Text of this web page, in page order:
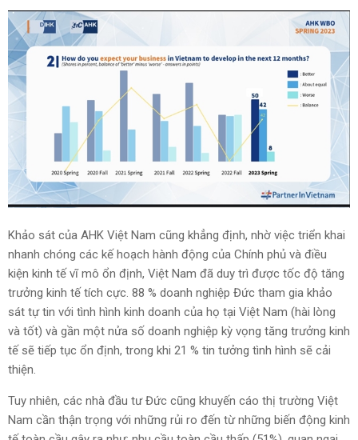
Khảo sát của AHK Việt Nam cũng khẳng định, nhờ việc triển khai
nhanh chóng các kế hoạch hành động của Chính phủ và điều
kiện kinh tế vĩ mô ổn định, Việt Nam đã duy trì được tốc độ tăng
trưởng kinh tế tích cực. 88 % doanh nghiệp Đức tham gia khảo
sát tự tin với tình hình kinh doanh của họ tại Việt Nam (hài lòng
và tốt) và gần một nửa số doanh nghiệp kỳ vọng tăng trưởng kinh
tế sẽ tiếp tục ổn định, trong khi 21 % tin tưởng tình hình sẽ cải
thiện.
Tuy nhiên, các nhà đầu tư Đức cũng khuyến cáo thị trường Việt
Nam cần thận trọng với những rủi ro đến từ những biến động kinh